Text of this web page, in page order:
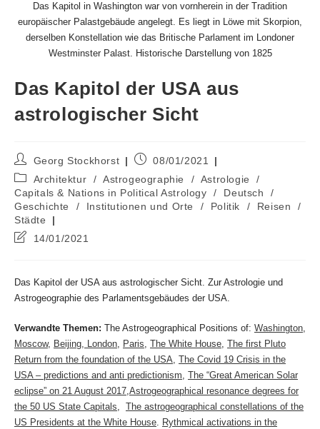
Das Kapitol in Washington war von vornherein in der Tradition
europäischer Palastgebäude angelegt. Es liegt in Löwe mit Skorpion,
derselben Konstellation wie das Britische Parlament im Londoner
Westminster Palast. Historische Darstellung von 1825
Das Kapitol der USA aus
astrologischer Sicht
Beitrags-
Autor:
Georg Stockhorst
Beitrag08/01/2021
Beitrags-
Kategorie:
Architektur / Astrogeographie / Astrologie
/
Capitals & Nations in Political Astrology
/ Deutsch
/
Geschichte
/ Institutionen und Orte / Politik / Reisen
/
Städte
Beitrag
am:
14/01/2021
Das Kapitol der USA aus astrologischer Sicht. Zur Astrologie und
Astrogeographie des Parlamentsgebäudes der USA.
Verwandte Themen: The Astrogeographical Positions of: Washington,
Moscow, Beijing, London, Paris, The White House, The first Pluto
Return from the foundation of the USA, The Covid 19 Crisis in the
USA – predictions and anti predictionism, The “Great American Solar
eclipse” on 21 August 2017,Astrogeographical resonance degrees for
the 50 US State Capitals, The astrogeographical constellations of the
US Presidents at the White House. Rythmical activations in the